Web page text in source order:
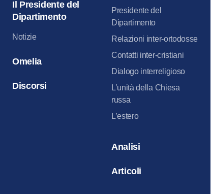
Il Presidente del
Dipartimento
Notizie
Omelia
Discorsi
Presidente del
Dipartimento
Relazioni inter-ortodosse
Contatti inter-cristiani
Dialogo interreligioso
L’unità della Chiesa
russa
L’estero
Analisi
Articoli